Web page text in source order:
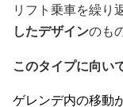
リフト乗車を繰り
したデザインのも
このタイプに向い
ゲレンデ内の移動